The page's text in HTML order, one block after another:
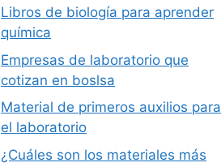
Libros de biología para aprender
química
Empresas de laboratorio que
cotizan en boslsa
Material de primeros auxilios para
el laboratorio
¿Cuáles son los materiales más